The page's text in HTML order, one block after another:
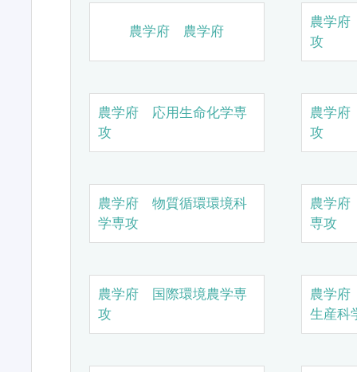
農学府 農学府
農学
攻
農学府 応用生命化学専
攻
農学
攻
農学府 物質循環環境科
学専攻
農学
専攻
農学府 国際環境農学専
攻
農学
生産科